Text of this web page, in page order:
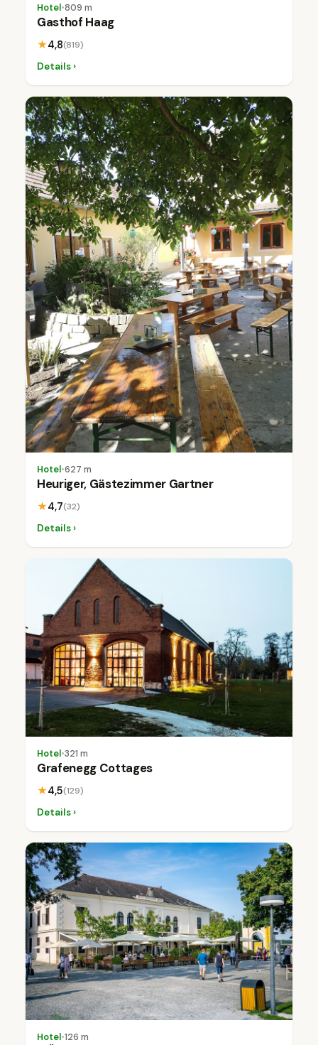
Hotel•809 m
Gasthof Haag
★4,8(819)
Details ›
Hotel•627 m
Heuriger, Gästezimmer Gartner
★4,7(32)
Details ›
Hotel•321 m
Grafenegg Cottages
★4,5(129)
Details ›
Hotel•126 m